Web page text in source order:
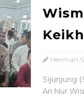
Sijunjung
An Nur